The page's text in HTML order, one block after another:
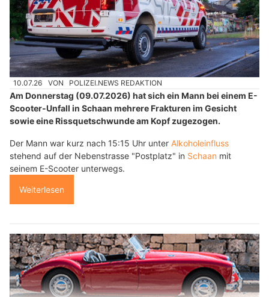
10.07.26 VON POLIZEI.NEWS REDAKTION
Am Donnerstag (09.07.2026) hat sich ein Mann bei einem E-
Scooter-Unfall in Schaan mehrere Frakturen im Gesicht
sowie eine Rissquetschwunde am Kopf zugezogen.
Der Mann war kurz nach 15:15 Uhr unter Alkoholeinfluss
stehend auf der Nebenstrasse "Postplatz" in Schaan mit
seinem E-Scooter unterwegs.
Weiterlesen